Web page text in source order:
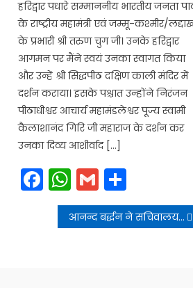
हरिद्वार पधारे सम्माननीय भारतीय जनता
के राष्ट्रीय महामंत्री एवं जम्मू-कश्मीर/
के प्रभारी श्री तरुण चुग जी। उनके हरिद्वार
आगमन पर मैंने स्वयं उनका स्वागत किया
और उन्हें श्री सिद्धपीठ दक्षिण काली मंदिर में
दर्शन कराया। इसके पश्चात उन्होंने निरंजन
पीठाधीश्वर आचार्य महामंडलेश्वर पूज्य स्वामी
कैलाशानंद गिरि जी महाराज के दर्शन कर
उनका दिव्य आशीर्वाद […]
Facebook
WhatsApp
Gmail
आनन्द बर्द्धन ने सचिवालय में शिक्षा विभाग के अंतर्गत विद्यार्थियों की ट्रैकिंग एवं मैपिंग के संबंध में संबंधित विभागों की बैठक ली